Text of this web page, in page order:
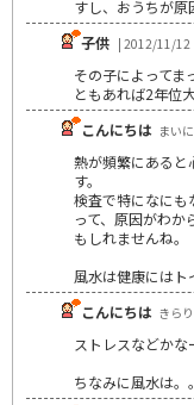
すし、おうちが原
子供 | 2012/11/12
その子によってま
ともあれば2年位
こんにちは まい
熱が頻繁にあると
す。
検査で特になにも
って、原因がわ
もしれませんね。
風水は健康にはト
こんにちは きら
ストレスなどかな
ちなみに風水は。